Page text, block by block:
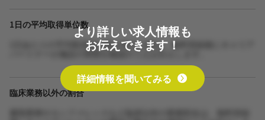
1日の平均取得単位数
1日あたりの平均取得単位数や担当人数は、無料登録後にキャリア
パートナーが施設の実態を確認のうえお伝えします。
臨床業務以外の割合
より詳しい求人情報も
お伝えできます！
詳細情報を聞いてみる